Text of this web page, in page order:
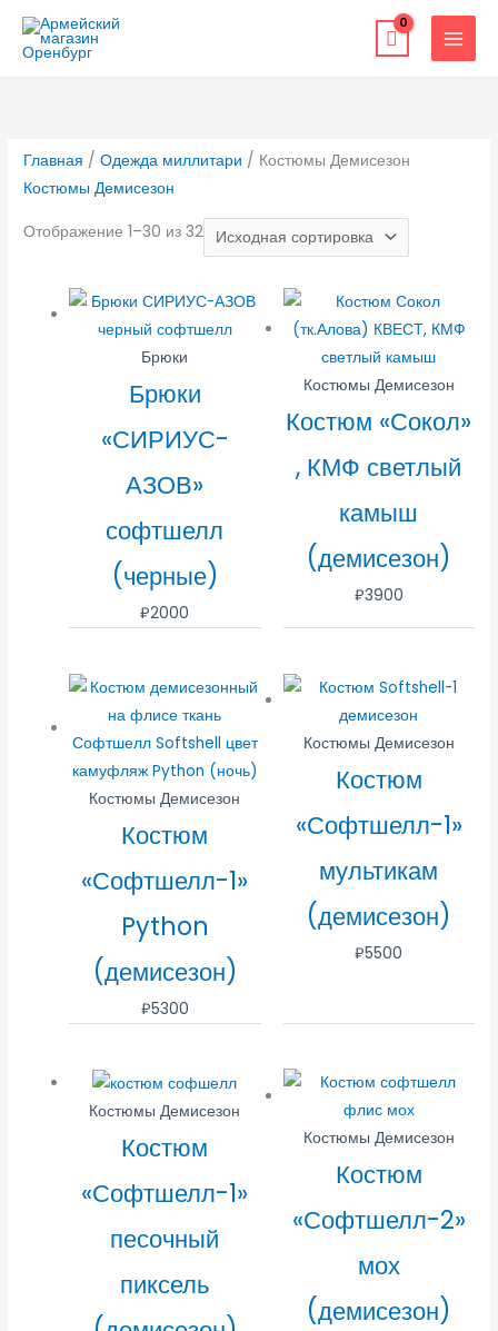
Перейти
содержимому
Главная /Одежда миллитари / Костюмы Демисезон
Костюмы Демисезон
Отображение 1–30 из 32
Брюки
Брюки
«СИРИУС-
АЗОВ»
софтшелл
(черные)
₽2000
Костюмы Демисезон
Костюм «Сокол»
, КМФ светлый
камыш
(демисезон)
₽3900
Костюмы Демисезон
Костюм
«Софтшелл-1»
Python
(демисезон)
₽5300
Костюмы Демисезон
Костюм
«Софтшелл-1»
мультикам
(демисезон)
₽5500
Костюмы Демисезон
Костюм
«Софтшелл-1»
песочный
пиксель
Костюмы Демисезон
Костюм
«Софтшелл-2»
мох
(демисезон)